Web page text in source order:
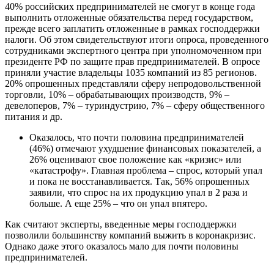
40% российских предпринимателей не смогут в конце года
выполнить отложенные обязательства перед государством,
прежде всего заплатить отложенные в рамках господдержки
налоги. Об этом свидетельствуют итоги опроса, проведенного
сотрудниками экспертного центра при уполномоченном при
президенте РФ по защите прав предпринимателей. В опросе
приняли участие владельцы 1035 компаний из 85 регионов.
20% опрошенных представляли сферу непродовольственной
торговли, 10% – обрабатывающих производств, 9% –
девелоперов, 7% – туриндустрию, 7% – сферу общественного
питания и др.
Оказалось, что почти половина предпринимателей
(46%) отмечают ухудшение финансовых показателей, а
26% оценивают свое положение как «кризис» или
«катастрофу». Главная проблема – спрос, который упал
и пока не восстанавливается. Так, 56% опрошенных
заявили, что спрос на их продукцию упал в 2 раза и
больше. А еще 25% – что он упал впятеро.
Как считают эксперты, введенные меры господдержки
позволили большинству компаний выжить в коронакризис.
Однако даже этого оказалось мало для почти половины
предпринимателей.